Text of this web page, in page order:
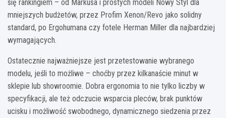
się rankingiem – od Markusa i prostych modeli Nowy Styl dla
mniejszych budżetów, przez Profim Xenon/Revo jako solidny
standard, po Ergohumana czy fotele Herman Miller dla najbardziej
wymagających.
Ostatecznie najważniejsze jest przetestowanie wybranego
modelu, jeśli to możliwe – choćby przez kilkanaście minut w
sklepie lub showroomie. Dobra ergonomia to nie tylko liczby w
specyfikacji, ale też odczucie wsparcia pleców, brak punktów
ucisku i możliwość swobodnego, dynamicznego siedzenia przez